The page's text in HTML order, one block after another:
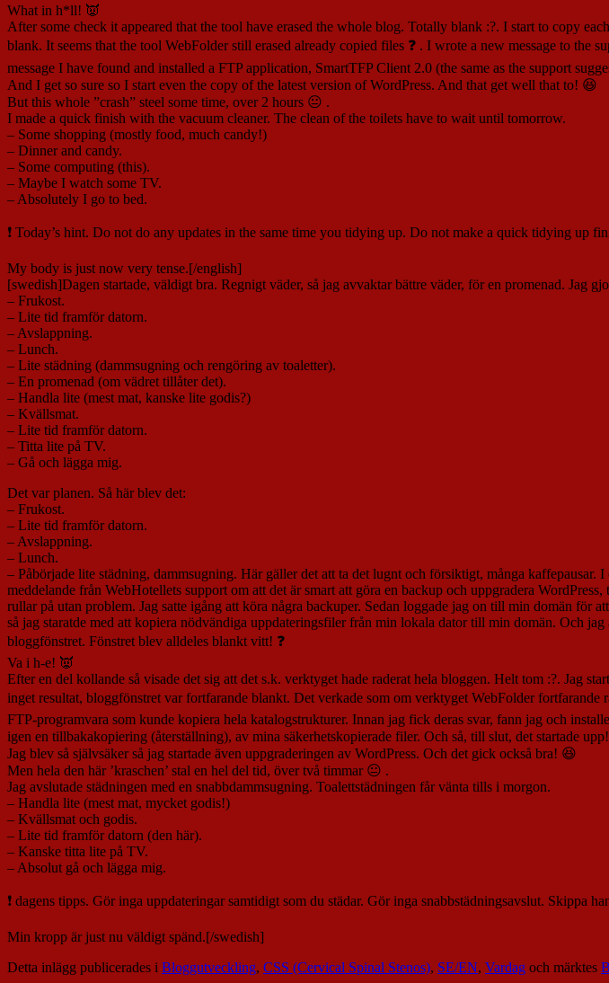
What in h*ll! 👿
After some check it appeared that the tool have erased the whole blog. Totally blank :?. I start to copy
blank. It seems that the tool WebFolder still erased already copied files ❓ . I wrote a new message to
message I have found and installed a FTP application, SmartTFP Client 2.0 (the same as the support
And I get so sure so I start even the copy of the latest version of WordPress. And that get well that to! 😆
But this whole ”crash” steel some time, over 2 hours 😐 .
I made a quick finish with the vacuum cleaner. The clean of the toilets have to wait until tomorrow.
– Some shopping (mostly food, much candy!)
– Dinner and candy.
– Some computing (this).
– Maybe I watch some TV.
– Absolutely I go to bed.
❗ Today’s hint. Do not do any updates in the same time you tidying up. Do not make a quick tidying up
My body is just now very tense.[/english]
[swedish]Dagen startade, väldigt bra. Regnigt väder, så jag avvaktar bättre väder, för en promenad. Jag
– Frukost.
– Lite tid framför datorn.
– Avslappning.
– Lunch.
– Lite städning (dammsugning och rengöring av toaletter).
– En promenad (om vädret tillåter det).
– Handla lite (mest mat, kanske lite godis?)
– Kvällsmat.
– Lite tid framför datorn.
– Titta lite på TV.
– Gå och lägga mig.
Det var planen. Så här blev det:
– Frukost.
– Lite tid framför datorn.
– Avslappning.
– Lunch.
– Påbörjade lite städning, dammsugning. Här gäller det att ta det lugnt och försiktigt, många
meddelande från WebHotellets support om att det är smart att göra en backup och uppgradera
rullar på utan problem. Jag satte igång att köra några backuper. Sedan loggade jag on till min domän för
så jag staratde med att kopiera nödvändiga uppdateringsfiler från min lokala dator till min domän. Och
bloggfönstret. Fönstret blev alldeles blankt vitt! ❓
Va i h-e! 👿
Efter en del kollande så visade det sig att det s.k. verktyget hade raderat hela bloggen. Helt tom :?. Jag
inget resultat, bloggfönstret var fortfarande blankt. Det verkade som om verktyget WebFolder
FTP-programvara som kunde kopiera hela katalogstrukturer. Innan jag fick deras svar, fann jag och
igen en tillbakakopiering (återställning), av mina säkerhetskopierade filer. Och så, till slut, det startade
Jag blev så självsäker så jag startade även uppgraderingen av WordPress. Och det gick också bra! 😆
Men hela den här ’kraschen’ stal en hel del tid, över två timmar 😐 .
Jag avslutade städningen med en snabbdammsugning. Toalettstädningen får vänta tills i morgon.
– Handla lite (mest mat, mycket godis!)
– Kvällsmat och godis.
– Lite tid framför datorn (den här).
– Kanske titta lite på TV.
– Absolut gå och lägga mig.
❗ dagens tipps. Gör inga uppdateringar samtidigt som du städar. Gör inga snabbstädningsavslut. Skippa
Min kropp är just nu väldigt spänd.[/swedish]
Detta inlägg publicerades i Bloggutveckling, CSS (Cervical Spinal Stenos), SE/EN, Vardag och märktes